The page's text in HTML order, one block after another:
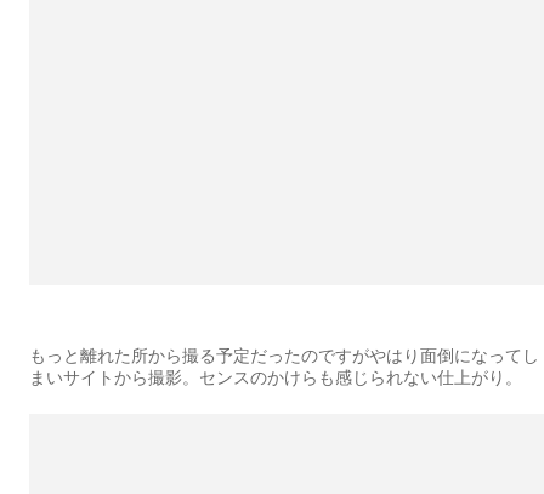
もっと離れた所から撮る予定だったのですがやはり面倒になってし
まいサイトから撮影。センスのかけらも感じられない仕上がり。